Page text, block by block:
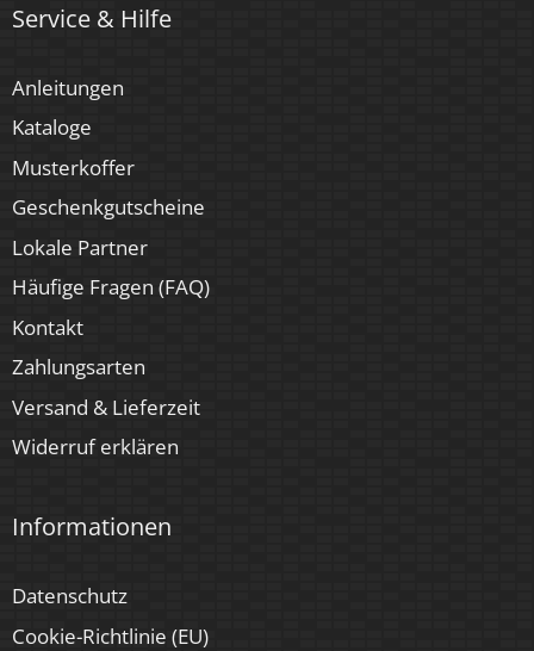
Service & Hilfe
Anleitungen
Kataloge
Musterkoffer
Geschenkgutscheine
Lokale Partner
Häufige Fragen (FAQ)
Kontakt
Zahlungsarten
Versand & Lieferzeit
Widerruf erklären
Informationen
Datenschutz
Cookie-Richtlinie (EU)